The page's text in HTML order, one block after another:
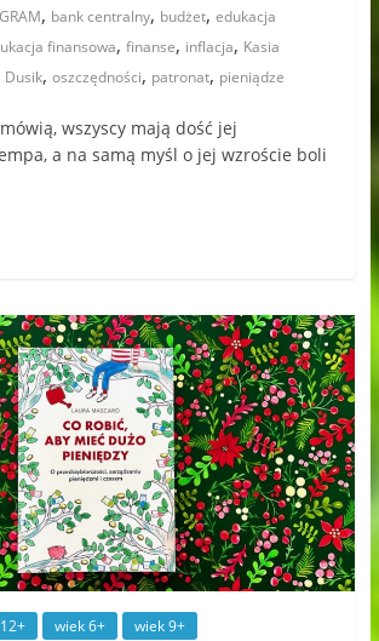
, bank centralny, budżet, edukacja
finansowa, finanse, inflacja, Kasia
Dusik, oszczędności, patronat, pieniądze
wszyscy mają dość jej
a na samą myśl o jej wzroście boli
wiek 6+ wiek 9+